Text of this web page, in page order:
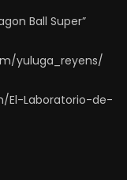
Ball Super”
yuluga_reyens/
El-Laboratorio-de-